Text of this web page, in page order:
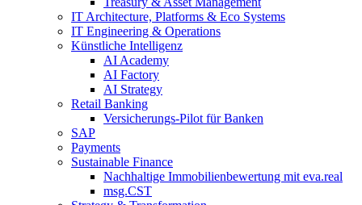
IT Architecture, Platforms & Eco Systems
IT Engineering & Operations
Künstliche Intelligenz
AI Academy
AI Factory
AI Strategy
Retail Banking
Versicherungs-​Pilot für Banken
SAP
Payments
Sustainable Finance
Nachhaltige Immobilienbewertung mit eva.real
msg.CST